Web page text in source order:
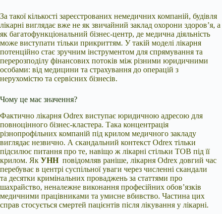
За такої кількості зареєстрованих немедичних компаній, будівля
лікарні виглядає вже не як звичайний заклад охорони здоров’я, а
як багатофункціональний бізнес-центр, де медична діяльність
може виступати тільки прикриттям. У такій моделі лікарня
потенційно стає зручним інструментом для спрямування та
перерозподілу фінансових потоків між різними юридичними
особами: від медицини та страхування до операцій з
нерухомістю та сервісних бізнесів.
Чому це має значення?
Фактично лікарня Odrex виступає юридичною адресою для
повноцінного бізнес-кластера. Така концентрація
різнопрофільних компаній під крилом медичного закладу
виглядає незвично. А скандальний контекст Odrex тільки
підсилює питання про те, навіщо ж лікарні стільки ТОВ під її
крилом. Як УННповідомляв раніше, лікарня Odrex довгий час
перебуває в центрі суспільної уваги через численні скандали
та десятки кримінальних проваджень за статтями про
шахрайство, неналежне виконання професійних обов’язків
медичними працівниками та умисне вбивство. Частина цих
справ стосується смертей пацієнтів після лікування у лікарні.